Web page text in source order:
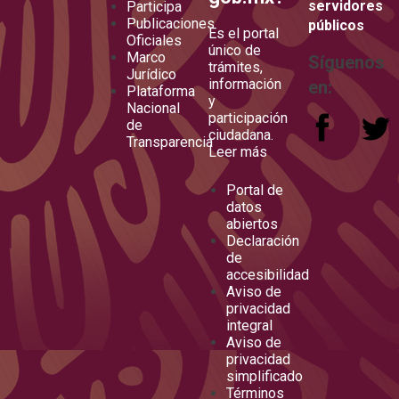
Participa
Publicaciones
Oficiales
Marco
Jurídico
Plataforma
Nacional
de
Transparencia
Es el portal
único de
trámites,
información
y
participación
ciudadana.
Leer más
Portal de
datos
abiertos
Declaración
de
accesibilidad
Aviso de
privacidad
integral
Aviso de
privacidad
simplificado
Términos
servidores
públicos
Síguenos
en: